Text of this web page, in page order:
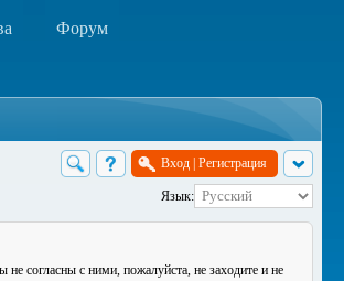
Форум
Вход Регистрация
Язык:
согласны с ними, пожалуйста, не заходите и не